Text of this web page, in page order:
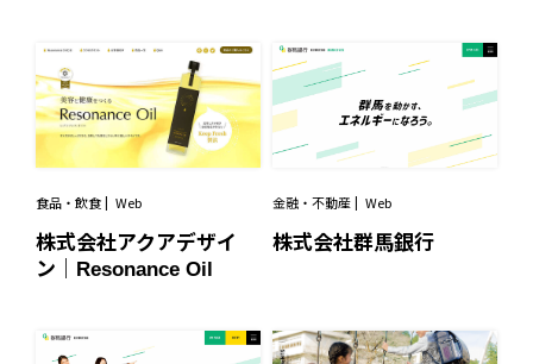
食品・飲食 Web
株式会社アクアデザイ
ン｜Resonance Oil
金融・不動産 Web
株式会社群馬銀行